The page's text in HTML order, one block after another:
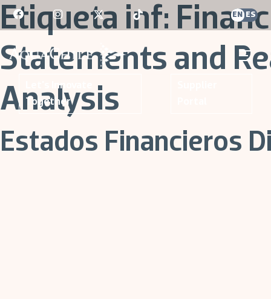
Skip
to
EN ES
Let's Innovate
Together
Etiqueta inf:
Statements and
Analysis
Estados Financieros